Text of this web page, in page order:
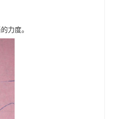
力度。